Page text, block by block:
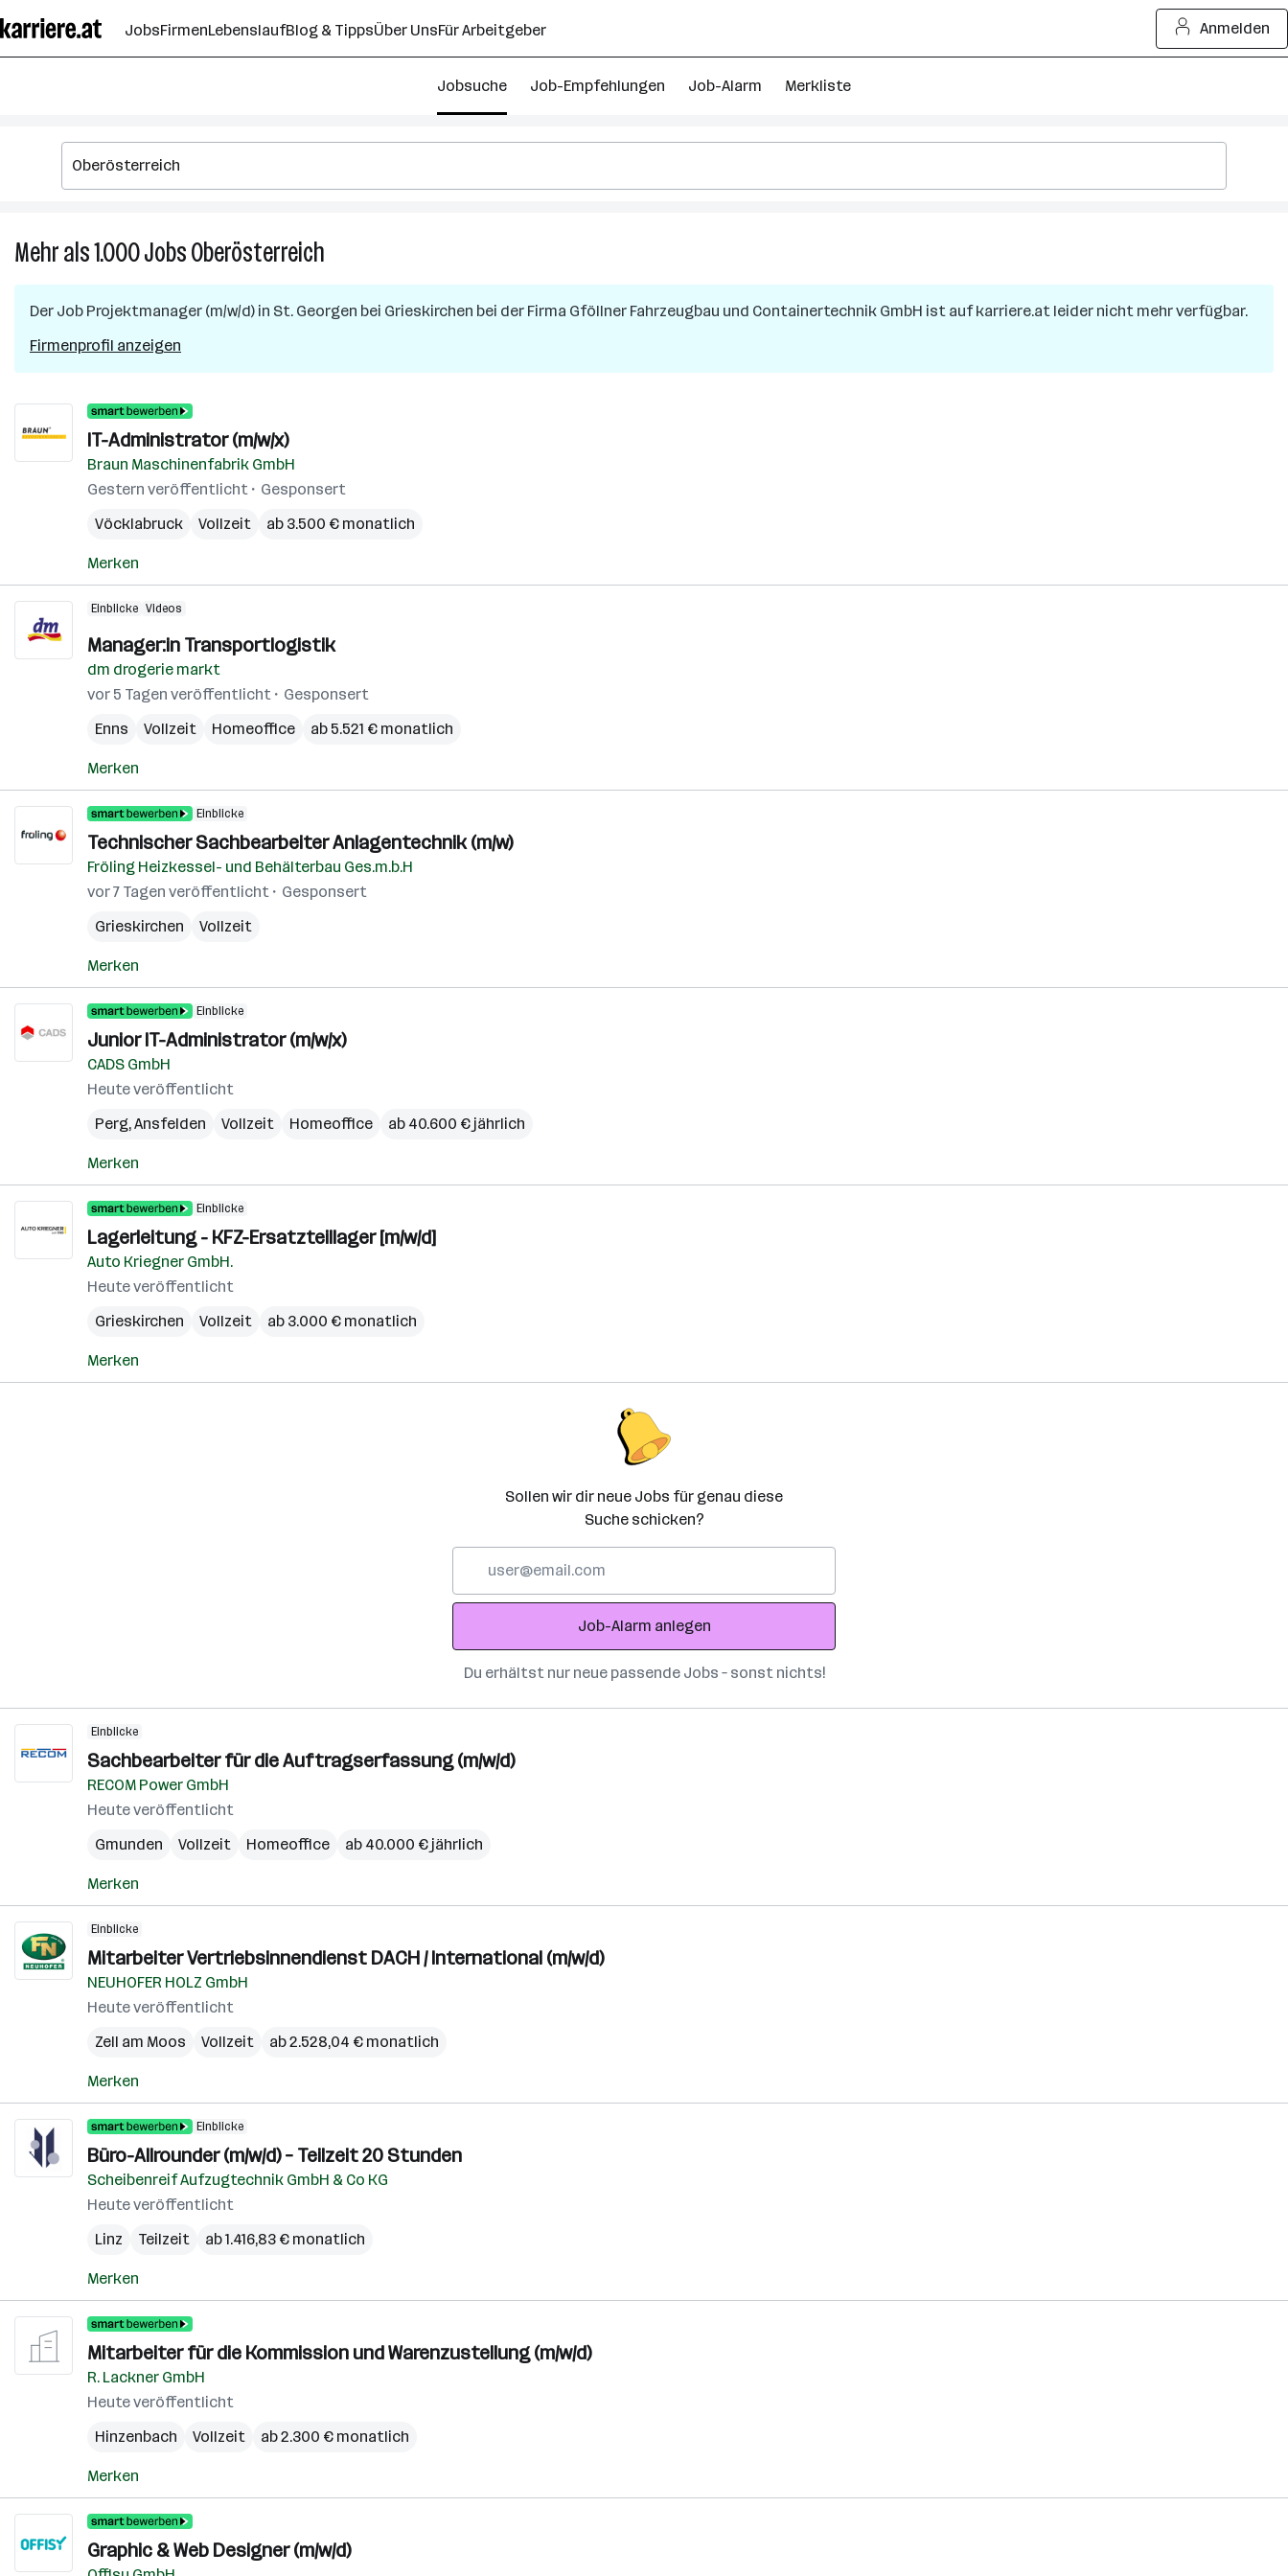
Seiteninhalt
springen
JobsFirmenLebenslaufBlog & TippsÜber UnsFür Arbeitgeber Anmelden
Jobsuche Job-Empfehlungen Job-Alarm Merkliste
Mehr als 1.000JobsOberösterreich
Jobs
Der Job Projektmanager (m/w/d) in St. Georgen bei Grieskirchen bei der Firma Gföllner Fahrzeugbau und Containertechnik GmbH ist auf karriere.at leider nicht mehr verfügbar.
Firmenprofil anzeigen
IT-Administrator (m/w/x)
Braun Maschinenfabrik GmbH
Gestern veröffentlicht
Gesponsert
Vöcklabruck
Vollzeit ab 3.500 € monatlich
Merken
Einblicke Videos
Manager:in Transportlogistik
dm drogerie markt
vor 5 Tagen veröffentlicht
Gesponsert
Enns
Vollzeit Homeoffice ab 5.521 € monatlich
Merken
Einblicke
Technischer Sachbearbeiter Anlagentechnik (m/w)
Fröling Heizkessel- und Behälterbau Ges.m.b.H
vor 7 Tagen veröffentlicht
Gesponsert
Grieskirchen
Vollzeit
Merken
Einblicke
Junior IT-Administrator (m/w/x)
CADS GmbH
Heute veröffentlicht
Perg,Ansfelden Vollzeit Homeoffice ab 40.600 € jährlich
Merken
Einblicke
Lagerleitung - KFZ-Ersatzteillager [m/w/d]
Auto Kriegner GmbH.
Heute veröffentlicht
Grieskirchen
Vollzeit ab 3.000 € monatlich
Merken
Sollen wir dir neue Jobs für genau diese
Suche schicken?
Adresse
Job-Alarm anlegen
Du erhältst nur neue passende Jobs – sonst nichts!
Einblicke
Sachbearbeiter für die Auftragserfassung (m/w/d)
RECOM Power GmbH
Heute veröffentlicht
Gmunden
Vollzeit Homeoffice ab 40.000 € jährlich
Merken
Einblicke
Mitarbeiter Vertriebsinnendienst DACH / International (m/w/d)
NEUHOFER HOLZ GmbH
Heute veröffentlicht
Zell am Moos
Vollzeit ab 2.528,04 € monatlich
Merken
Einblicke
Büro-Allrounder (m/w/d) – Teilzeit 20 Stunden
Scheibenreif Aufzugtechnik GmbH & Co KG
Heute veröffentlicht
Linz
Teilzeit ab 1.416,83 € monatlich
Merken
Mitarbeiter für die Kommission und Warenzustellung (m/w/d)
R. Lackner GmbH
Heute veröffentlicht
Hinzenbach
Vollzeit ab 2.300 € monatlich
Merken
Graphic & Web Designer (m/w/d)